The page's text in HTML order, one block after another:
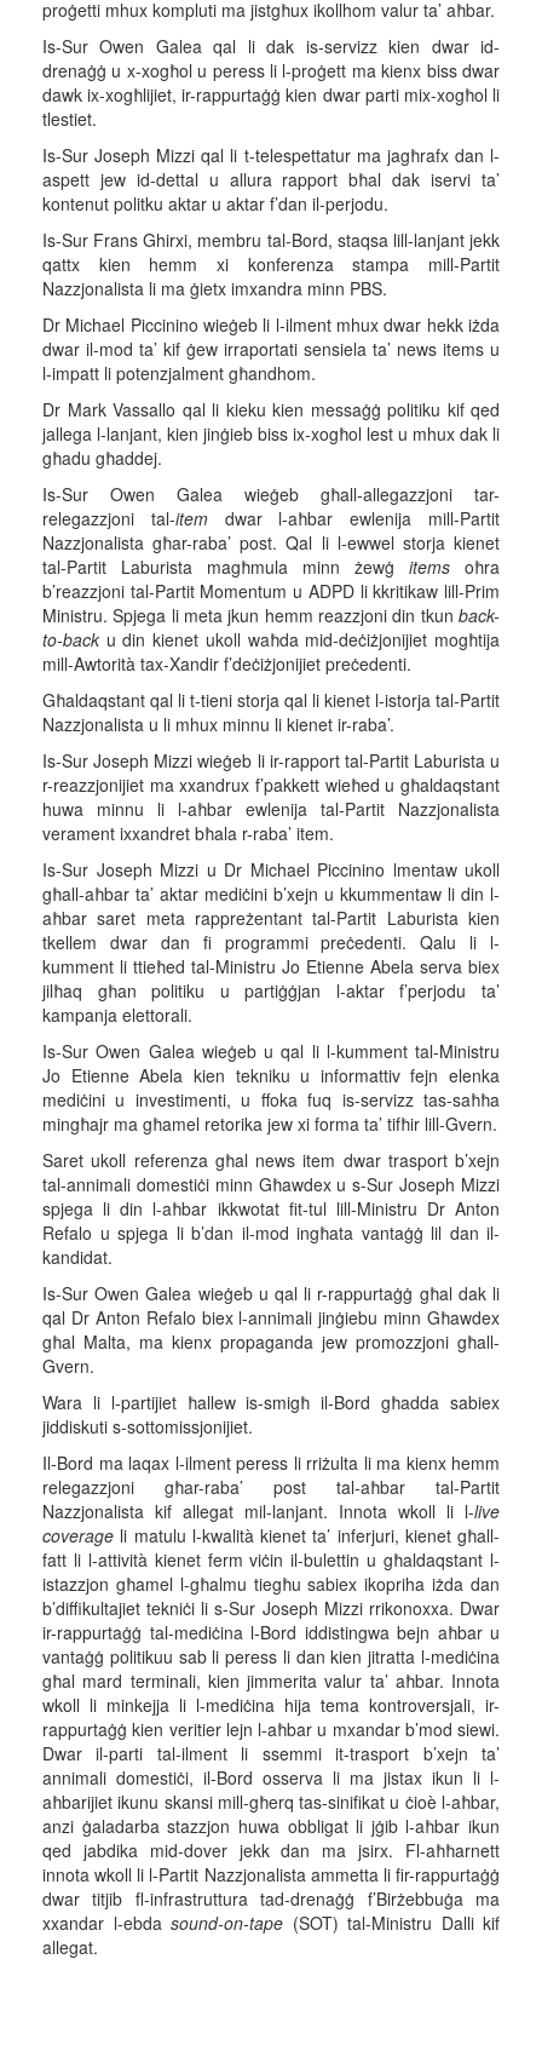
proġetti mhux kompluti ma jistgħux ikollhom valur ta’ aħbar.
Is-Sur Owen Galea qal li dak is-servizz kien dwar id-
drenaġġ u x-xogħol u peress li l-proġett ma kienx biss dwar
dawk ix-xogħlijiet, ir-rappurtaġġ kien dwar parti mix-xogħol li
tlestiet.
Is-Sur Joseph Mizzi qal li t-telespettatur ma jagħrafx dan l-
aspett jew id-dettal u allura rapport bħal dak iservi ta’
kontenut politku aktar u aktar f’dan il-perjodu.
Is-Sur Frans Ghirxi, membru tal-Bord, staqsa lill-lanjant jekk
qattx kien hemm xi konferenza stampa mill-Partit
Nazzjonalista li ma ġietx imxandra minn PBS.
Dr Michael Piccinino wieġeb li l-ilment mhux dwar hekk iżda
dwar il-mod ta’ kif ġew irraportati sensiela ta’ news items u
l-impatt li potenzjalment għandhom.
Dr Mark Vassallo qal li kieku kien messaġġ politiku kif qed
jallega l-lanjant, kien jinġieb biss ix-xogħol lest u mhux dak li
għadu għaddej.
Is-Sur Owen Galea wieġeb għall-allegazzjoni tar-
relegazzjoni tal-itemdwar l-aħbar ewlenija mill-Partit
Nazzjonalista għar-raba’ post. Qal li l-ewwel storja kienet
tal-Partit Laburista magħmula minn żewġ items oħra
b’reazzjoni tal-Partit Momentum u ADPD li kkritikaw lill-Prim
Ministru. Spjega li meta jkun hemm reazzjoni din tkun back-
to-back u din kienet ukoll waħda mid-deċiżjonijiet mogħtija
mill-Awtorità tax-Xandir f’deċiżjonijiet preċedenti.
Għaldaqstant qal li t-tieni storja qal li kienet l-istorja tal-Partit
Nazzjonalista u li mhux minnu li kienet ir-raba’.
Is-Sur Joseph Mizzi wieġeb li ir-rapport tal-Partit Laburista u
r-reazzjonijiet ma xxandrux f’pakkett wieħed u għaldaqstant
huwa minnu li l-aħbar ewlenija tal-Partit Nazzjonalista
verament ixxandret bħala r-raba’ item.
Is-Sur Joseph Mizzi u Dr Michael Piccinino lmentaw ukoll
għall-aħbar ta’ aktar mediċini b’xejn u kkummentaw li din l-
aħbar saret meta rappreżentant tal-Partit Laburista kien
tkellem dwar dan fi programmi preċedenti. Qalu li l-
kumment li ttieħed tal-Ministru Jo Etienne Abela serva biex
jilħaq għan politiku u partiġġjan l-aktar f’perjodu ta’
kampanja elettorali.
Is-Sur Owen Galea wieġeb u qal li l-kumment tal-Ministru
Jo Etienne Abela kien tekniku u informattiv fejn elenka
mediċini u investimenti, u ffoka fuq is-servizz tas-saħħa
mingħajr ma għamel retorika jew xi forma ta’ tifħir lill-Gvern.
Saret ukoll referenza għal news item dwar trasport b’xejn
tal-annimali domestiċi minn Għawdex u s-Sur Joseph Mizzi
spjega li din l-aħbar ikkwotat fit-tul lill-Ministru Dr Anton
Refalo u spjega li b’dan il-mod ingħata vantaġġ lil dan il-
kandidat.
Is-Sur Owen Galea wieġeb u qal li r-rappurtaġġ għal dak li
qal Dr Anton Refalo biex l-annimali jinġiebu minn Għawdex
għal Malta, ma kienx propaganda jew promozzjoni għall-
Gvern.
Wara li l-partijiet ħallew is-smigħ il-Bord għadda sabiex
jiddiskuti s-sottomissjonijiet.
Il-Bord ma laqax l-ilment peress li rriżulta li ma kienx hemm
relegazzjoni għar-raba’ post tal-aħbar tal-Partit
Nazzjonalista kif allegat mil-lanjant. Innota wkoll li l-live
coverage li matulu l-kwalità kienet ta’ inferjuri, kienet għall-
fatt li l-attività kienet ferm viċin il-bulettin u għaldaqstant l-
istazzjon għamel l-għalmu tiegħu sabiex ikopriha iżda dan
b’diffikultajiet tekniċi li s-Sur Joseph Mizzi rrikonoxxa. Dwar
ir-rappurtaġġ tal-mediċina l-Bord iddistingwa bejn aħbar u
vantaġġ politikuu sab li peress li dan kien jitratta l-mediċina
għal mard terminali, kien jimmerita valur ta’ aħbar. Innota
wkoll li minkejja li l-mediċina hija tema kontroversjali, ir-
rappurtaġġ kien veritier lejn l-aħbar u mxandar b’mod siewi.
Dwar il-parti tal-ilment li ssemmi it-trasport b’xejn ta’
annimali domestiċi, il-Bord osserva li ma jistax ikun li l-
aħbarijiet ikunu skansi mill-għerq tas-sinifikat u ċioè l-aħbar,
anzi ġaladarba stazzjon huwa obbligat li jġib l-aħbar ikun
qed jabdika mid-dover jekk dan ma jsirx. Fl-aħħarnett
innota wkoll li l-Partit Nazzjonalista ammetta li fir-rappurtaġġ
dwar titjib fl-infrastruttura tad-drenaġġ f’Birżebbuġa ma
xxandar l-ebda sound-on-tape (SOT) tal-Ministru Dalli kif
allegat.